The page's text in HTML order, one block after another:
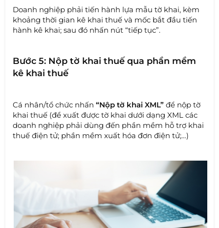
Doanh nghiệp phải tiến hành lựa mẫu tờ khai, kèm
khoảng thời gian kê khai thuế và mốc bắt đầu tiến
hành kê khai; sau đó nhấn nút “tiếp tục”.
Bước 5: Nộp tờ khai thuế qua phần mềm
kê khai thuế
Cá nhân/tổ chức nhấn“Nộp tờ khai XML” để nộp tờ
khai thuế (để xuất được tờ khai dưới dạng XML các
doanh nghiệp phải dùng đến phần mềm hỗ trợ khai
thuế điện tử; phần mềm xuất hóa đơn điện tử;…)